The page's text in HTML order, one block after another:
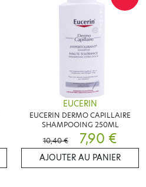
EUCERIN
EUCERIN DERMO CAPILLAIRE
SHAMPOOING 250ML
10,40 €
7,90 €
AJOUTER AU PANIER